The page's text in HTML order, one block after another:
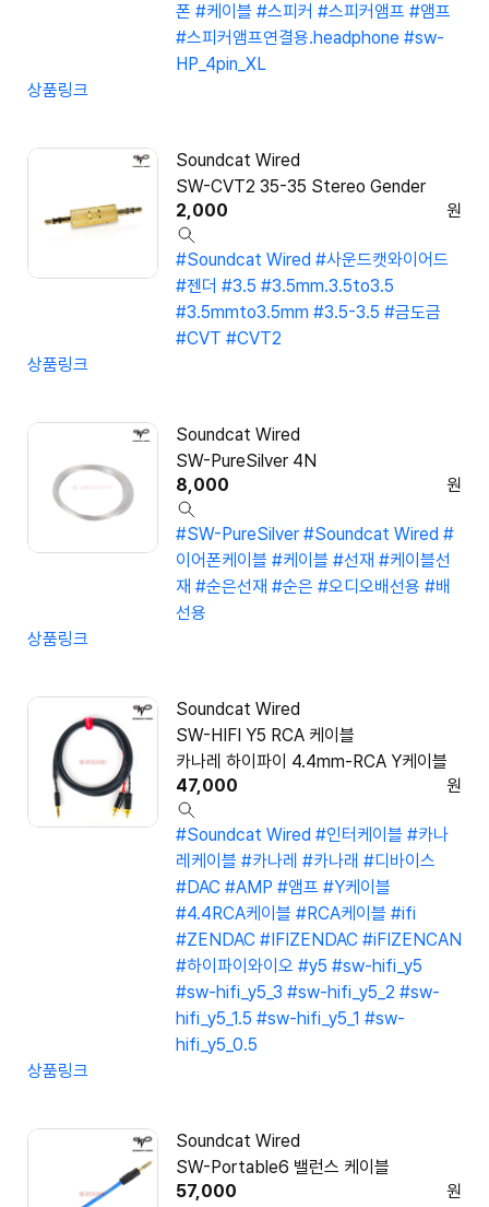
폰 #케이블 #스피커 #스피커앰프 #앰프
#스피커앰프연결용.headphone #sw-
HP_4pin_XL
상품링크
Soundcat Wired
SW-CVT2 35-35 Stereo Gender
2,000
원
#Soundcat Wired #사운드캣와이어드
#젠더 #3.5 #3.5mm.3.5to3.5
#3.5mmto3.5mm #3.5-3.5 #금도금
#CVT #CVT2
상품링크
Soundcat Wired
SW-PureSilver 4N
8,000
원
#SW-PureSilver #Soundcat Wired #
이어폰케이블 #케이블 #선재 #케이블선
재 #순은선재 #순은 #오디오배선용 #배
선용
상품링크
Soundcat Wired
SW-HIFI Y5 RCA 케이블
카나레 하이파이 4.4mm-RCA Y케이블
47,000
원
#Soundcat Wired #인터케이블 #카나
레케이블 #카나레 #카나래 #디바이스
#DAC #AMP #앰프 #Y케이블
#4.4RCA케이블 #RCA케이블 #ifi
#ZENDAC #IFIZENDAC #iFIZENCAN
#하이파이와이오 #y5 #sw-hifi_y5
#sw-hifi_y5_3 #sw-hifi_y5_2 #sw-
hifi_y5_1.5 #sw-hifi_y5_1 #sw-
hifi_y5_0.5
상품링크
Soundcat Wired
SW-Portable6 밸런스 케이블
57,000
원